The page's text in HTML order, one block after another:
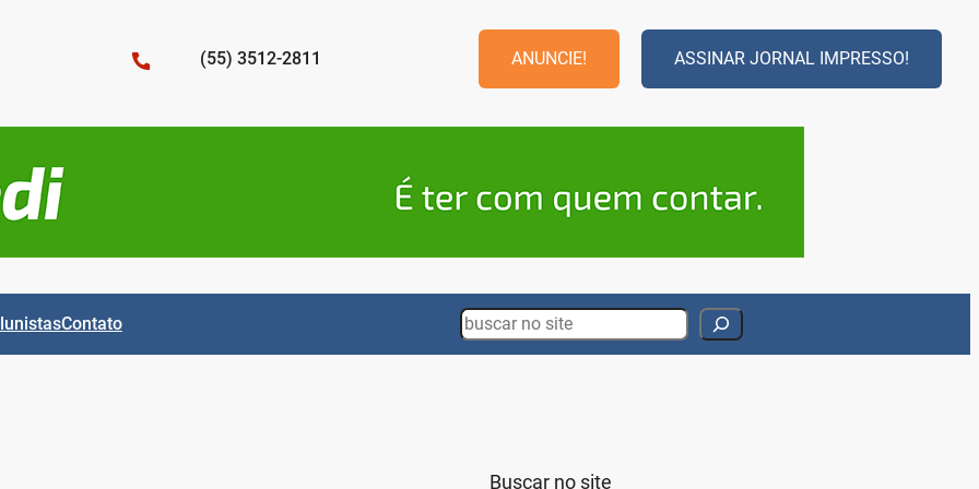
(55) 3512-2811 ANUNCIE! ASSINAR JORNAL IMPRESSO!
Contato Search
Buscar no site